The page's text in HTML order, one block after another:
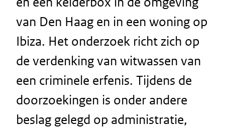
van Den Haag en in een woning op
Ibiza. Het onderzoek richt zich op
de verdenking van witwassen van
een criminele erfenis. Tijdens de
doorzoekingen is onder andere
beslag gelegd op administratie,